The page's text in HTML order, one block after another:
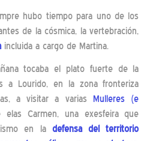
hubo tiempo para uno de los
de la cósmica, la vertebración,
incluida a cargo de Martina.
tocaba el plato fuerte de la
a Lourido, en la zona fronteriza
a visitar a varias Mulleres (e
elas Carmen, una exesfeira que
en la defensa del territorio